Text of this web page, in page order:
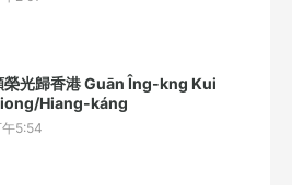
榮光歸香港 Guān Îng-kng Kui
Hiang-káng
5:54